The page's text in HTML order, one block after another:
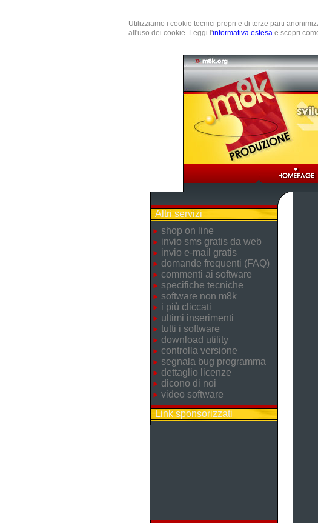
Utilizziamo i cookie tecnici propri e di terze parti
all'uso dei cookie. Leggi l'informativa estesa e scopri
Altri servizi
shop on line
invio sms gratis da web
invio e-mail gratis
domande frequenti (FAQ)
commenti ai software
specifiche tecniche
software non m8k
i più cliccati
ultimi inserimenti
tutti i software
download utility
controlla versione
segnala bug programma
dettaglio licenze
dicono di noi
video software
Link sponsorizzati